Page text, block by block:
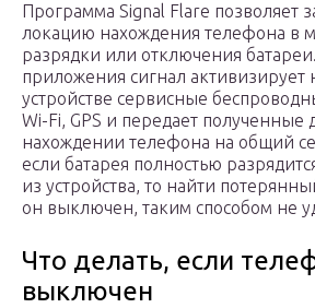
Программа Signal Flare позволяет
локацию нахождения телефона в
разрядки или отключения
приложения сигнал активизирует
устройстве сервисные
Wi-Fi, GPS и передает полученные
нахождении телефона на общий
если батарея полностью
из устройства, то найти
он выключен, таким способом не
Что делать, если
выключен